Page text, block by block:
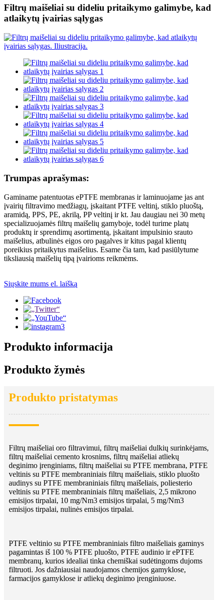
Filtrų maišeliai su dideliu pritaikymo galimybe, kad
atlaikytų įvairias sąlygas
Trumpas aprašymas:
Gaminame patentuotas ePTFE membranas ir laminuojame jas ant
įvairių filtravimo medžiagų, įskaitant PTFE veltinį, stiklo pluoštą,
aramidą, PPS, PE, akrilą, PP veltinį ir kt. Jau daugiau nei 30 metų
specializuojamės filtrų maišelių gamyboje, todėl turime platų
produktų ir sprendimų asortimentą, įskaitant impulsinio srauto
maišelius, atbulinės eigos oro pagalves ir kitus pagal klientų
poreikius pritaikytus maišelius. Esame čia tam, kad pasiūlytume
tiksliausią maišelių tipą įvairioms reikmėms.
Siųskite mums el. laišką
Produkto informacija
Produkto žymės
Produkto pristatymas
Filtrų maišeliai oro filtravimui, filtrų maišeliai dulkių surinkėjams,
filtrų maišeliai cemento krosnims, filtrų maišeliai atliekų
deginimo įrenginiams, filtrų maišeliai su PTFE membrana, PTFE
veltinis su PTFE membraniniais filtrų maišeliais, stiklo pluošto
audinys su PTFE membraniniais filtrų maišeliais, poliesterio
veltinis su PTFE membraniniais filtrų maišeliais, 2,5 mikrono
emisijos tirpalai, 10 mg/Nm3 emisijos tirpalai, 5 mg/Nm3
emisijos tirpalai, nulinės emisijos tirpalai.
PTFE veltinio su PTFE membraniniais filtro maišeliais gaminys
pagamintas iš 100 % PTFE pluošto, PTFE audinio ir ePTFE
membranų, kurios idealiai tinka chemiškai sudėtingoms dujoms
filtruoti. Jos dažniausiai naudojamos chemijos gamyklose,
farmacijos gamyklose ir atliekų deginimo įrenginiuose.